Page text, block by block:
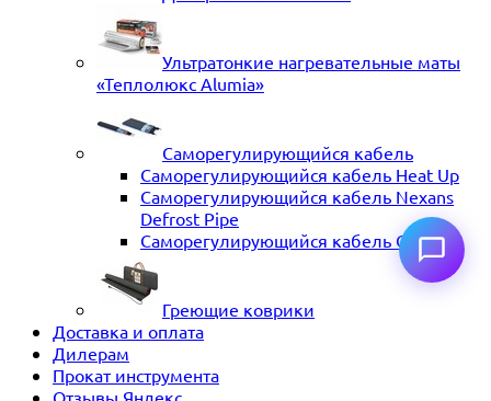
Ультратонкие нагревательные маты
«Теплолюкс Alumia»
Саморегулирующийся кабель
Саморегулирующийся кабель Heat Up
Саморегулирующийся кабель Nexans
Defrost Pipe
Саморегулирующийся кабель ССТ
Греющие коврики
Доставка и оплата
Дилерам
Прокат инструмента